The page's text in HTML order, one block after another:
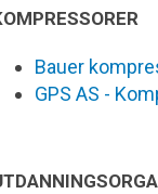
Bauer
GPS AS -